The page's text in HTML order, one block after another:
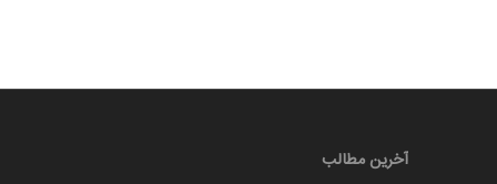
آخرین مطالب